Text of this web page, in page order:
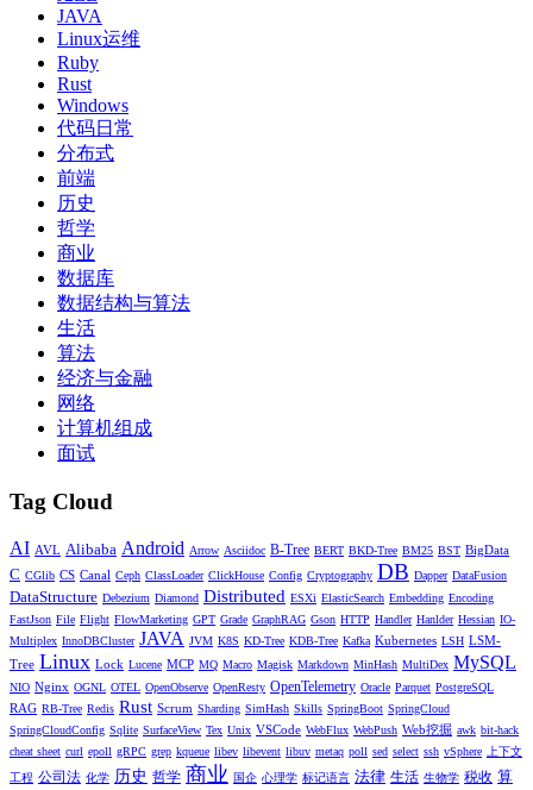
JAVA
Linux运维
Ruby
Rust
Windows
代码日常
分布式
前端
历史
哲学
商业
数据库
数据结构与算法
生活
算法
经济与金融
网络
计算机组成
面试
Tag Cloud
AI AVL Alibaba Android Arrow Asciidoc B-Tree BERT BKD-Tree BM25 BST BigData
C CGlib CS Canal Ceph ClassLoader ClickHouse Config Cryptography DB Dapper DataFusion
DataStructure Debezium Diamond Distributed ESXi ElasticSearch Embedding Encoding
FastJson File Flight FlowMarketing GPT Grade GraphRAG Gson HTTP Handler Hanlder Hessian IO-
Multiplex InnoDBCluster JAVA JVM K8S KD-Tree KDB-Tree Kafka Kubernetes LSH LSM-
Tree Linux Lock Lucene MCP MQ Macro Magisk Markdown MinHash MultiDex MySQL
NIO Nginx OGNL OTEL OpenObserve OpenResty OpenTelemetry Oracle Parquet PostgreSQL
RAG RB-Tree Redis Rust Scrum Sharding SimHash Skills SpringBoot SpringCloud
SpringCloudConfig Sqlite SurfaceView Tex Unix VSCode WebFlux WebPush Web挖掘 awk bit-hack
cheat sheet curl epoll gRPC grep kqueue libev libevent libuv metaq poll sed select ssh vSphere
上下文
工程 公司法 化学 历史 哲学 商业 国企 心理学 标记语言 法律 生活 生物学 税收 算